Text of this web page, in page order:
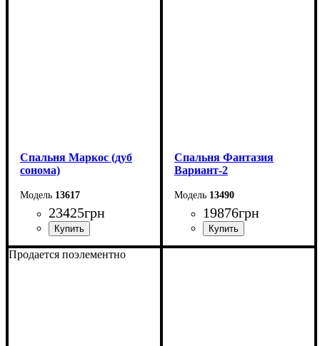
Спальня Маркос (дуб
сонома)
13617
23425грн
Спальня Фантазия
Вариант-2
13490
19876грн
Продается поэлементно